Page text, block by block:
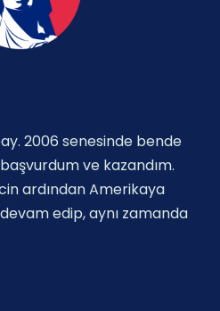
2006 senesinde bende
ve kazandım.
ardından Amerikaya
edip, aynı zamanda